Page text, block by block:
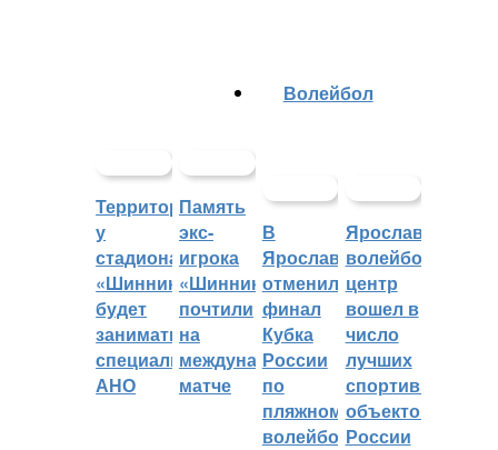
Территорией
у
стадиона
«Шинник»
будет
заниматься
специальное
АНО
Память
экс-
игрока
«Шинника»
почтили
на
международном
матче
Волейбол
В
Ярославле
отменили
финал
Кубка
России
по
пляжному
волейболу
Ярославский
волейбольный
центр
вошел в
число
лучших
спортивных
объектов
России